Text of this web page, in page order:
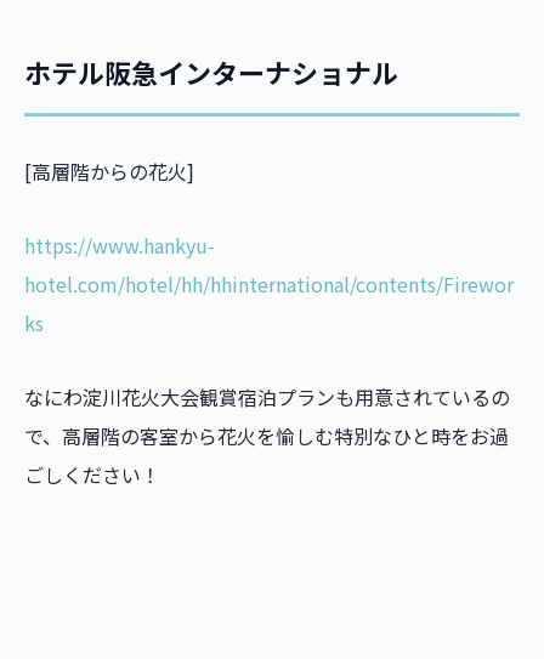
ホテル阪急インターナショナル
[高層階からの花火]
https://www.hankyu-
hotel.com/hotel/hh/hhinternational/contents/Firewor
ks
なにわ淀川花火大会観賞宿泊プランも用意されているの
で、高層階の客室から花火を愉しむ特別なひと時をお過
ごしください！